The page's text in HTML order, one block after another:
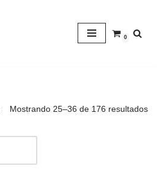
0
Mostrando 25–36 de 176 resultados